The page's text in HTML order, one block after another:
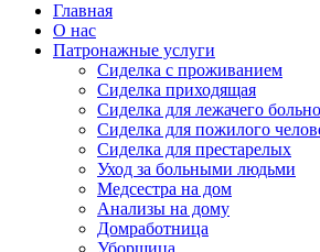
Главная
О нас
Патронажные услуги
Сиделка с проживанием
Сиделка приходящая
Сиделка для лежачего
Сиделка для пожилого
Сиделка для престарелых
Уход за больными людьми
Медсестра на дом
Анализы на дому
Домработница
Уборщица